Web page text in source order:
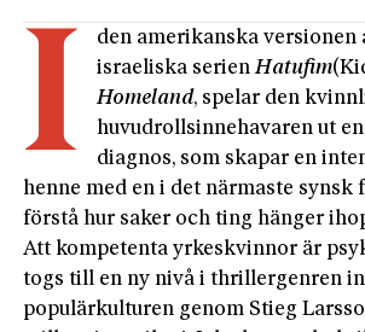
I
den amerikanska versionen
israeliska serienHatufim
Homeland, spelar den
huvudrollsinnehavaren ut
diagnos, som skapar en
henne med en i det närmaste synsk
förstå hur saker och ting hänger
Att kompetenta yrkeskvinnor är
togs till en ny nivå i thrillergenren
populärkulturen genom Stieg